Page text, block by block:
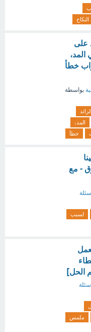
النكاح
على
خطأ
بواسطة
الزائد
المد،
خطأ
- مع
أسئلة
لسبب
الحل]
أسئلة
ملمس